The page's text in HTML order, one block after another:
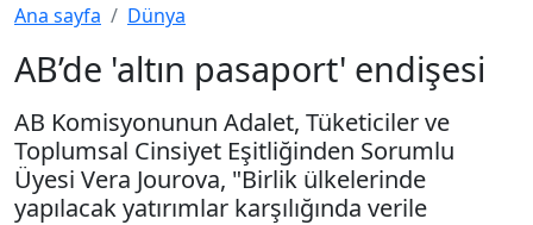
Ana sayfa Dünya
AB’de 'altın pasaport' endişesi
AB Komisyonunun Adalet, Tüketiciler ve
Toplumsal Cinsiyet Eşitliğinden Sorumlu
Üyesi Vera Jourova, "Birlik ülkelerinde
yapılacak yatırımlar karşılığında verile